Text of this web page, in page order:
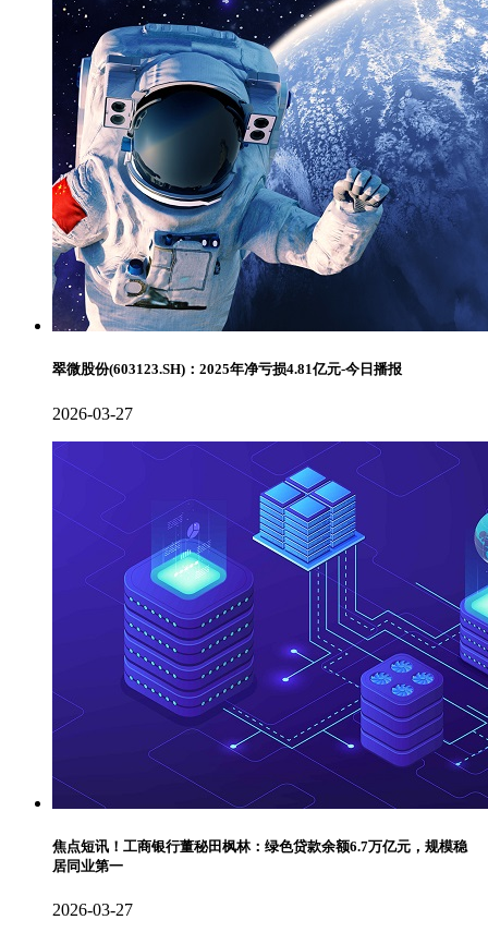
翠微股份(603123.SH)：2025年净亏损4.81亿元-今日播报
2026-03-27
焦点短讯！工商银行董秘田枫林：绿色贷款余额6.7万亿元，规模稳
居同业第一
2026-03-27